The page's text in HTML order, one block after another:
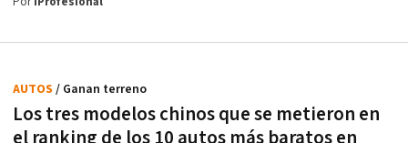
Los tres modelos chinos que se metieron en
el ranking de los 10 autos más baratos en
AUTOS / Ganan terreno